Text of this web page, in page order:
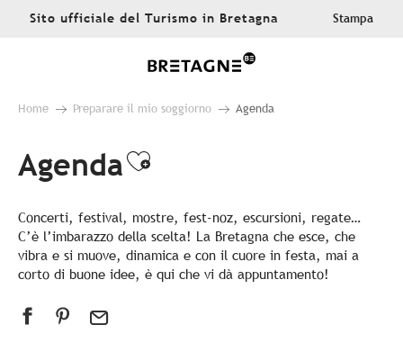
AllerSito ufficiale del Turismo in Bretagna Stampa
Home Preparare il mio soggiorno Agenda
AgendaAjouter aux favoris
Concerti, festival, mostre, fest-noz, escursioni, regate…
C’è l’imbarazzo della scelta! La Bretagna che esce, che
vibra e si muove, dinamica e con il cuore in festa, mai a
corto di buone idee, è qui che vi dà appuntamento!